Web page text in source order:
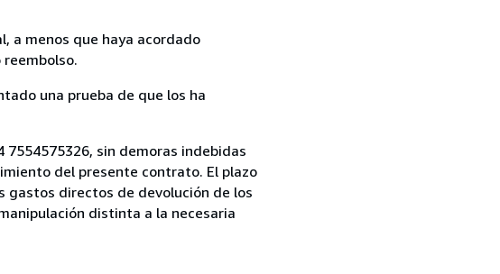
a menos que haya acordado
una prueba de que los ha
7554575326, sin demoras indebidas
del presente contrato. El plazo
gastos directos de devolución de los
distinta a la necesaria